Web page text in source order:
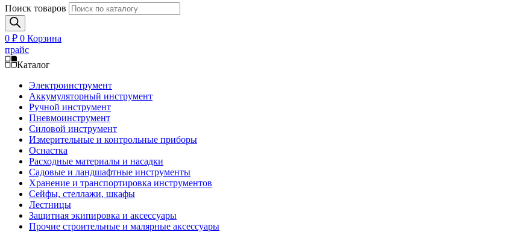
Поиск товаров
0 ₽ 0 Корзина
прайс
Каталог
Электроинструмент
Аккумуляторный инструмент
Ручной инструмент
Пневмоинструмент
Силовой инструмент
Измерительные и контрольные приборы
Оснастка
Расходные материалы и насадки
Садовые и ландшафтные инструменты
Хранение и транспортировка инструментов
Сейфы, стеллажи, шкафы
Лестницы
Защитная экипировка и аксессуары
Прочие строительные и малярные аксессуары